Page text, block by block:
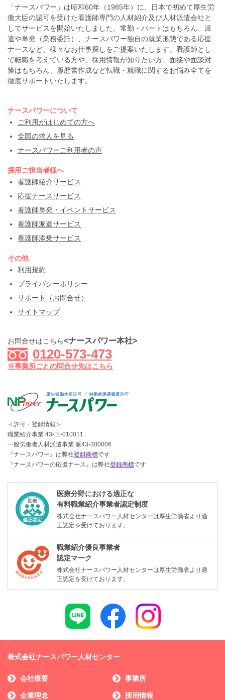
「ナースパワー」は昭和60年（1985年）に、日本で初めて厚生労
働大臣の認可を受けた看護師専門の人材紹介及び人材派遣会社と
してサービスを開始いたしました。常勤・パートはもちろん、派
遣や単発（業務委託）、ナースパワー独自の就業形態である応援
ナースなど、様々なお仕事探しをご提案いたします。看護師とし
て転職を考えている方や、採用情報が知りたい方、面接や面談対
策はもちろん、履歴書作成など転職・就職に関するお悩み全てを
徹底サポートいたします。
ナースパワーについて
ご利用がはじめての方へ
全国の求人を見る
ナースパワーご利用者の声
採用ご担当者様へ
看護師紹介サービス
応援ナースサービス
看護師単発・イベントサービス
看護師派遣サービス
看護師添乗サービス
その他
利用規約
プライバシーポリシー
サポート（お問合せ）
サイトマップ
お問合せはこちら<ナースパワー本社>
0120-573-473
※事業所ごとの問合せ先はこちら
＜許可・登録情報＞
職業紹介事業 43-ユ-010011
一般労働者人材派遣事業 派43-300006
『ナースパワー』は弊社登録商標です
『ナースパワーの応援ナース』は弊社登録商標です
医療分野における適正な
有料職業紹介事業者認定制度
株式会社ナースパワー人材センターは厚生労働省より適
正認定を受けております。
職業紹介優良事業者
認定マーク
株式会社ナースパワー人材センターは厚生労働省より適
正認定を受けております。
株式会社ナースパワー人材センター
会社概要 事業所
企業理念 採用情報